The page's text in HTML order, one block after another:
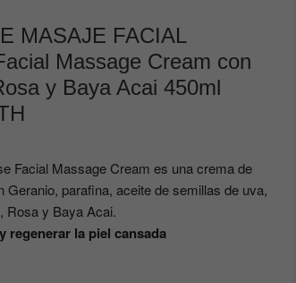
MASAJE FACIAL
Massage Cream con
y Baya Acai 450ml
Facial Massage Cream es una crema de
Geranio, parafina, aceite de semillas de uva,
Rosa y Baya Acai.
regenerar la piel cansada